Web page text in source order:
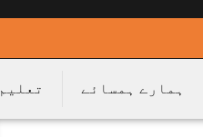
ہمارے ہمسائے تعلیم